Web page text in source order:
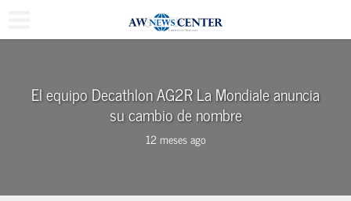
El equipo Decathlon AG2R La Mondiale anuncia
su cambio de nombre
12 meses ago